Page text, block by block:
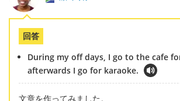
回答
During my off days, I go to the cafe
afterwards I go for karaoke.
文章を作ってみました。